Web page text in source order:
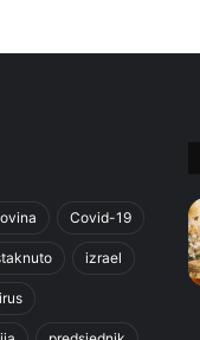
Covid-19
izrael